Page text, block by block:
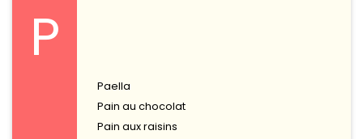
P
Paella
Pain au chocolat
Pain aux raisins